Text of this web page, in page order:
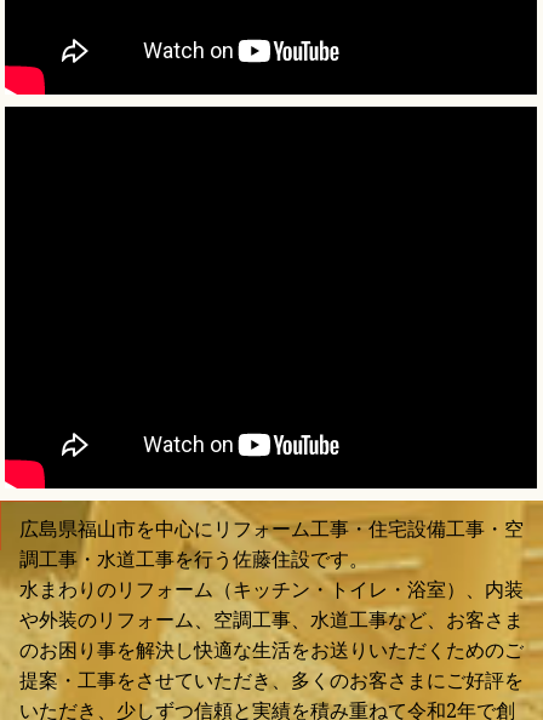
広島県福山市を中心にリフォーム工事・住宅設備工事・空
調工事・水道工事を行う佐藤住設です。
水まわりのリフォーム（キッチン・トイレ・浴室）、内装
や外装のリフォーム、空調工事、水道工事など、お客さま
のお困り事を解決し快適な生活をお送りいただくためのご
提案・工事をさせていただき、多くのお客さまにご好評を
いただき、少しずつ信頼と実績を積み重ねて令和2年で創